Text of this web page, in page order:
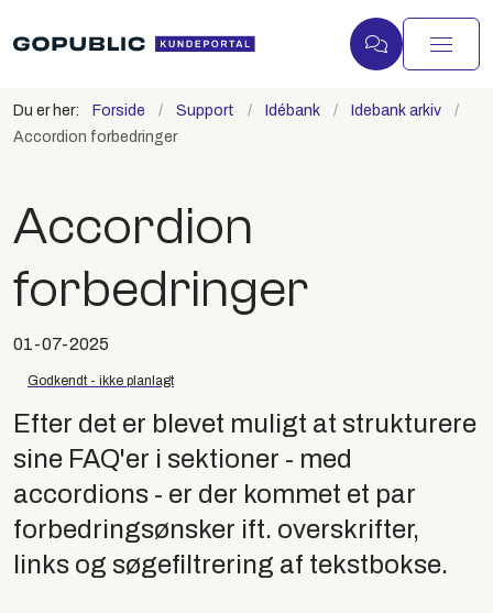
Du er her: Forside Support Idébank
Idebank arkiv
Accordion forbedringer
Accordion
forbedringer
01-07-2025
Godkendt - ikke planlagt
Efter det er blevet muligt at strukturere
sine FAQ'er i sektioner - med
accordions - er der kommet et par
forbedringsønsker ift. overskrifter,
links og søgefiltrering af tekstbokse.